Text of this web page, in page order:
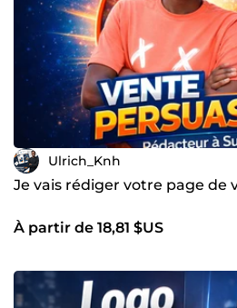
Ulrich_Knh
Je vais rédiger votre page de
À partir de 18,81 $US